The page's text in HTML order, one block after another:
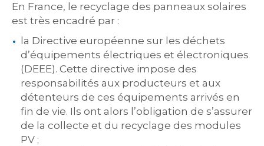
En France, le recyclage des panneaux solaires
est très encadré par :
la Directive européenne sur les déchets
d’équipements électriques et électroniques
(DEEE). Cette directive impose des
responsabilités aux producteurs et aux
détenteurs de ces équipements arrivés en
fin de vie. Ils ont alors l’obligation de s’assurer
de la collecte et du recyclage des modules
PV ;